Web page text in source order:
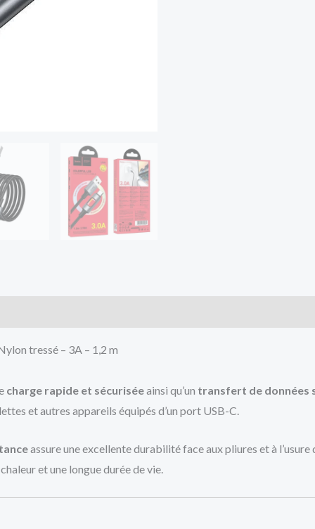
tressé – 3A – 1,2 m
charge rapide et sécuriséeainsi qu’un transfert de données
et autres appareils équipés d’un port USB-C.
assure une excellente durabilité face aux pliures et à l’usure
et une longue durée de vie.